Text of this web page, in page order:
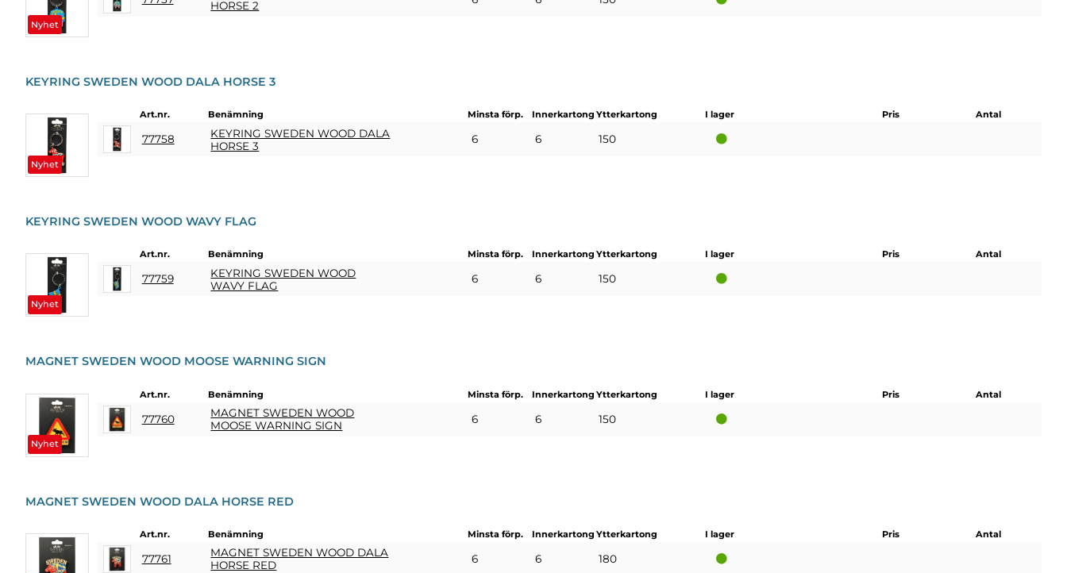
Nyhet
HORSE 2
Nyhet
KEYRING SWEDEN WOOD DALA HORSE 3
Art.nr. Benämning Minsta förp. Innerkartong Ytterkartong I lager Pris Antal
77758
KEYRING SWEDEN WOOD DALA
HORSE 3
6 6 150
Nyhet
KEYRING SWEDEN WOOD WAVY FLAG
Art.nr. Benämning Minsta förp. Innerkartong Ytterkartong I lager Pris Antal
77759
KEYRING SWEDEN WOOD
WAVY FLAG
6 6 150
Nyhet
MAGNET SWEDEN WOOD MOOSE WARNING SIGN
Art.nr. Benämning Minsta förp. Innerkartong Ytterkartong I lager Pris Antal
77760
MAGNET SWEDEN WOOD
MOOSE WARNING SIGN
6 6 150
MAGNET SWEDEN WOOD DALA HORSE RED
Art.nr. Benämning Minsta förp. Innerkartong Ytterkartong I lager Pris Antal
77761
MAGNET SWEDEN WOOD DALA
HORSE RED
6 6 180